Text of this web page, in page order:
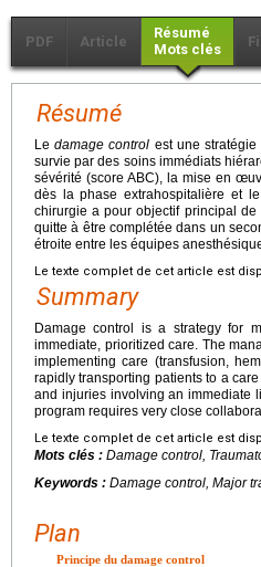
PDF Article
Résumé
Mots clés
Résumé
Ledamage control est une
survie par des soins immédiats
sévérité (score ABC), la mise en
dès la phase extrahospitalière et
chirurgie a pour objectif principal
quitte à être complétée dans un
étroite entre les équipes
Le texte complet de cet article est
Summary
Damage control is a strategy for
immediate, prioritized care. The
implementing care (transfusion,
rapidly transporting patients to a
and injuries involving an immediate
program requires very close
Le texte complet de cet article est
Mots clés : Damage control ,
Keywords : Damage control, Major
Plan
Principe du damage control